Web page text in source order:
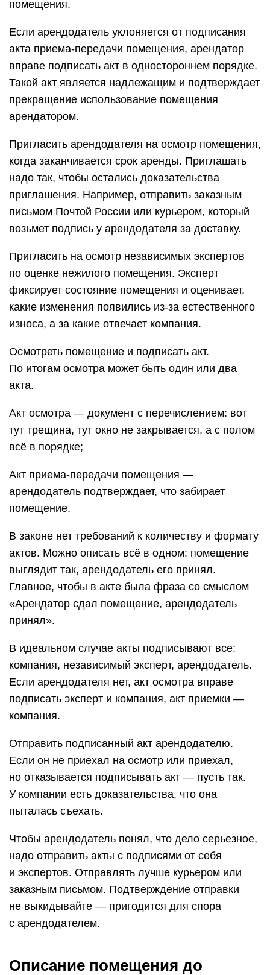
помещения.
Если арендодатель уклоняется от подписания
акта приема-передачи помещения, арендатор
вправе подписать акт в одностороннем порядке.
Такой акт является надлежащим и подтверждает
прекращение использование помещения
арендатором.
Пригласить арендодателя на осмотр помещения,
когда заканчивается срок аренды. Приглашать
надо так, чтобы остались доказательства
приглашения. Например, отправить заказным
письмом Почтой России или курьером, который
возьмет подпись у арендодателя за доставку.
Пригласить на осмотр независимых экспертов
по оценке нежилого помещения. Эксперт
фиксирует состояние помещения и оценивает,
какие изменения появились из-за естественного
износа, а за какие отвечает компания.
Осмотреть помещение и подписать акт.
По итогам осмотра может быть один или два
акта.
Акт осмотра — документ с перечислением: вот
тут трещина, тут окно не закрывается, а с полом
всё в порядке;
Акт приема-передачи помещения —
арендодатель подтверждает, что забирает
помещение.
В законе нет требований к количеству и формату
актов. Можно описать всё в одном: помещение
выглядит так, арендодатель его принял.
Главное, чтобы в акте была фраза со смыслом
«Арендатор сдал помещение, арендодатель
принял».
В идеальном случае акты подписывают все:
компания, независимый эксперт, арендодатель.
Если арендодателя нет, акт осмотра вправе
подписать эксперт и компания, акт приемки —
компания.
Отправить подписанный акт арендодателю.
Если он не приехал на осмотр или приехал,
но отказывается подписывать акт — пусть так.
У компании есть доказательства, что она
пыталась съехать.
Чтобы арендодатель понял, что дело серьезное,
надо отправить акты с подписями от себя
и экспертов. Отправлять лучше курьером или
заказным письмом. Подтверждение отправки
не выкидывайте — пригодится для спора
с арендодателем.
Описание помещения до